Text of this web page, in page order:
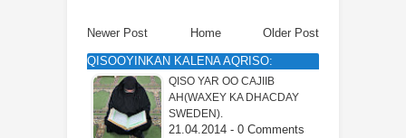
Newer Post Older Post
Home
QISOOYINKAN KALENA AQRISO:
QISO YAR OO CAJIIB
AH(WAXEY KA DHACDAY
SWEDEN).
21.04.2014 - 0 Comments